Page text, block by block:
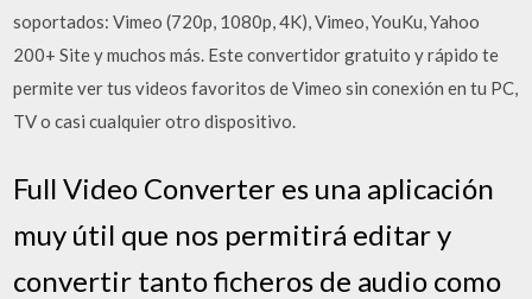
soportados: Vimeo (720p, 1080p, 4K), Vimeo, YouKu, Yahoo
200+ Site y muchos más. Este convertidor gratuito y rápido te
permite ver tus videos favoritos de Vimeo sin conexión en tu PC,
TV o casi cualquier otro dispositivo.
Full Video Converter es una aplicación
muy útil que nos permitirá editar y
convertir tanto ficheros de audio como